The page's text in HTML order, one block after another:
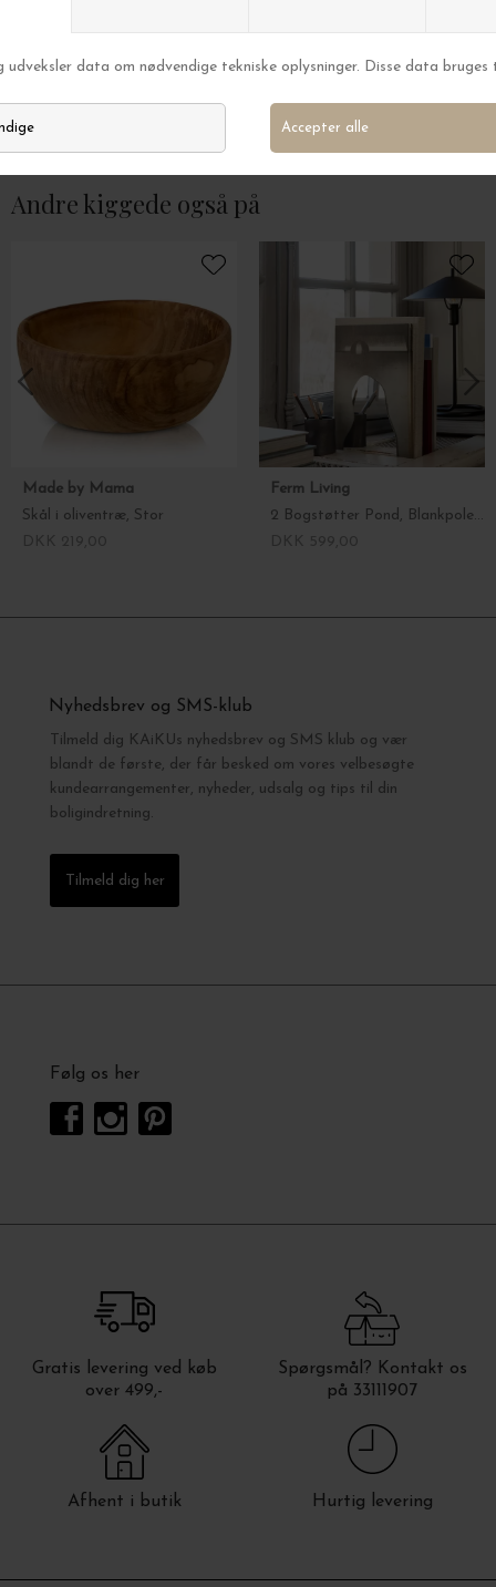
Ferm Living
Host Cocktailglas, Klar 2 stk.
DKK 299,00
Ferm Living
Host 4 stk.
Andre kiggede også på
Made by Mama
Skål i oliventræ, Stor
Ferm Living
2 Bogstøtter Pond, Blankpoleret
Nyhedsbrev og SMS-klub
Tilmeld dig KAiKUs nyhedsbrev og SMS klub og vær
blandt de første, der får besked om vores velbesøgte
kundearrangementer, nyheder, udsalg og tips til din
boligindretning.
Tilmeld dig her
Følg os her
Gratis levering ved køb
over 499,-
Spørgsmål? Kontakt os
på 33111907
Afhent i butik Hurtig levering